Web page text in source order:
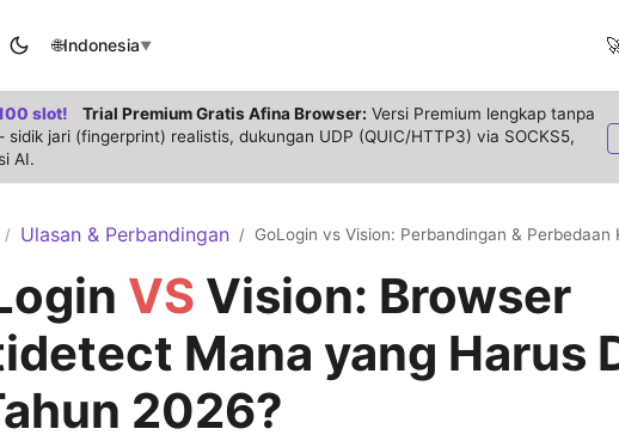
🌐Indonesia▼
slot! Trial Premium Gratis Afina Browser: Versi Premium lengkap tanpa
jari (fingerprint) realistis, dukungan UDP (QUIC/HTTP3) via SOCKS5,
AI.
/ Ulasan & Perbandingan / GoLogin vs Vision: Perbandingan & Perbedaan
VS Vision: Browser
Mana yang Harus
2026?